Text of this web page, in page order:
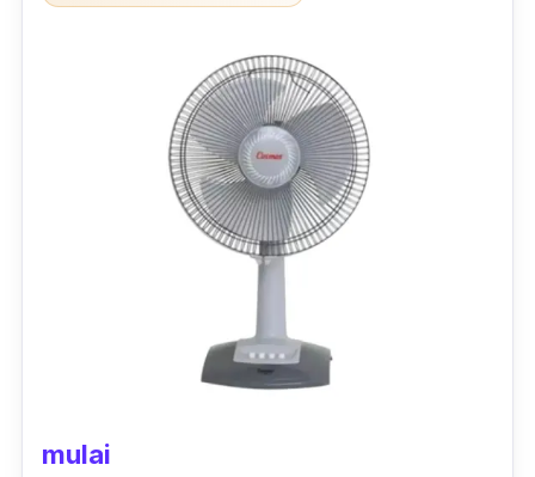
yg halus membuat baling-baling berputar
Tersedia dengan tiga pilihan kecepatan angin
dan satu tombol stop yang dapat kamu atur
sesuai dengan kebutuhan dan luas ruangan di
sekitar. Dengan sudut yang mudah
disesuaikan, kamu tidak perlu menghabiskan
waktu mengatur sudut hembusan angin yang
mulai